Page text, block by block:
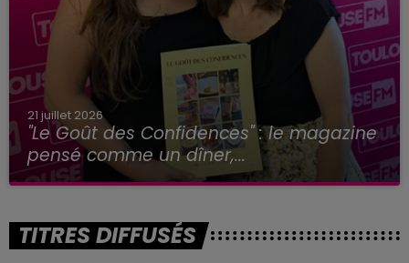
21 juillet 2026
"Le Goût des Confidences" : le magazine
pensé comme un dîner,...
TITRES DIFFUSÉS